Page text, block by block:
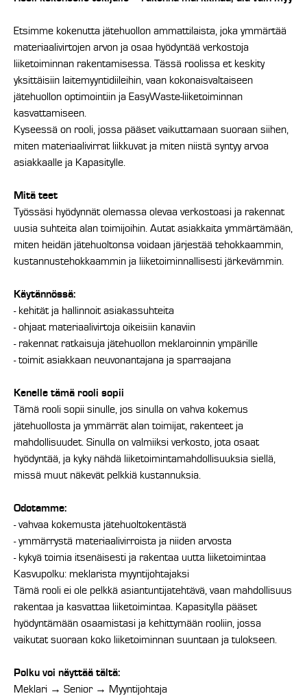
Etsimme kokenutta jätehuollon ammattilaista, joka ymmärtää
materiaalivirtojen arvon ja osaa hyödyntää verkostoja
liiketoiminnan rakentamisessa. Tässä roolissa et keskity
yksittäisiin laitemyyntidiileihin, vaan kokonaisvaltaiseen
jätehuollon optimointiin ja EasyWaste-liiketoiminnan
kasvattamiseen.
Kyseessä on rooli, jossa pääset vaikuttamaan suoraan siihen,
miten materiaalivirrat liikkuvat ja miten niistä syntyy arvoa
asiakkaalle ja Kapasitylle.
Mitä teet
Työssäsi hyödynnät olemassa olevaa verkostoasi ja rakennat
uusia suhteita alan toimijoihin. Autat asiakkaita ymmärtämään,
miten heidän jätehuoltonsa voidaan järjestää tehokkaammin,
kustannustehokkaammin ja liiketoiminnallisesti järkevämmin.
Käytännössä:
- kehität ja hallinnoit asiakassuhteita
- ohjaat materiaalivirtoja oikeisiin kanaviin
- rakennat ratkaisuja jätehuollon meklaroinnin ympärille
- toimit asiakkaan neuvonantajana ja sparraajana
Kenelle tämä rooli sopii
Tämä rooli sopii sinulle, jos sinulla on vahva kokemus
jätehuollosta ja ymmärrät alan toimijat, rakenteet ja
mahdollisuudet. Sinulla on valmiiksi verkosto, jota osaat
hyödyntää, ja kyky nähdä liiketoimintamahdollisuuksia siellä,
missä muut näkevät pelkkiä kustannuksia.
Odotamme:
- vahvaa kokemusta jätehuoltokentästä
- ymmärrystä materiaalivirroista ja niiden arvosta
- kykyä toimia itsenäisesti ja rakentaa uutta liiketoimintaa
Kasvupolku: meklarista myyntijohtajaksi
Tämä rooli ei ole pelkkä asiantuntijatehtävä, vaan mahdollisuus
rakentaa ja kasvattaa liiketoimintaa. Kapasitylla pääset
hyödyntämään osaamistasi ja kehittymään rooliin, jossa
vaikutat suoraan koko liiketoiminnan suuntaan ja tulokseen.
Polku voi näyttää tältä:
Meklari → Senior → Myyntijohtaja